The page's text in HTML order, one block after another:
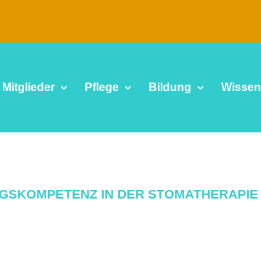
Mitglieder Pflege Bildung Wissen
IN DER STOMATHERAPIE